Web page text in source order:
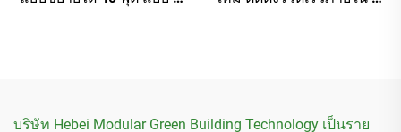
บริษัท Hebei Modular Green Building Technology เป็นราย